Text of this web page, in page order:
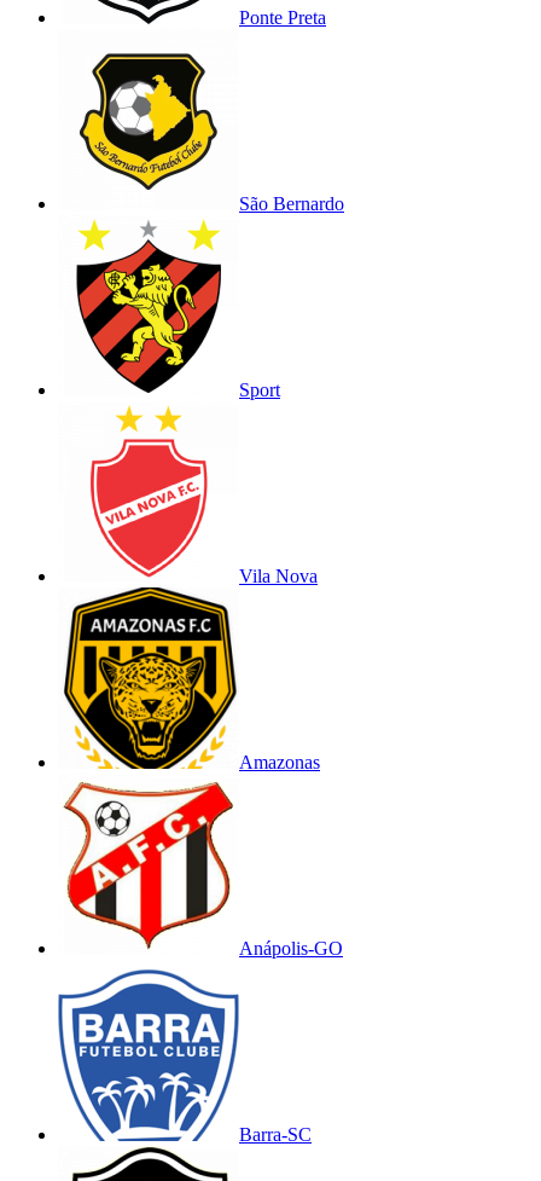
Ponte Preta
São Bernardo
Sport
Vila Nova
Amazonas
Anápolis-GO
Barra-SC